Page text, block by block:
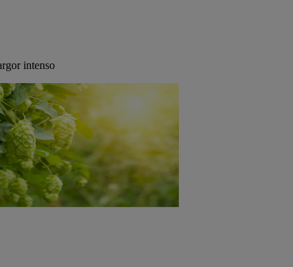
intenso